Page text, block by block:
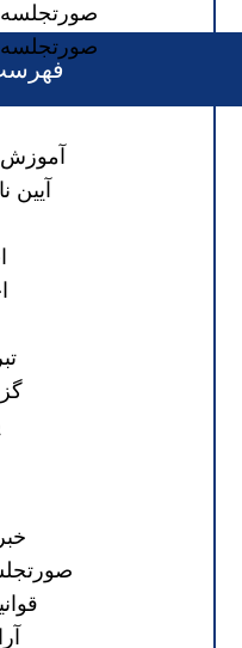
صورتجلسه ۷۶ – دوره سیزدهم
صورتجلسه ۷۵ – دوره سیزدهم
آموزش
آیین